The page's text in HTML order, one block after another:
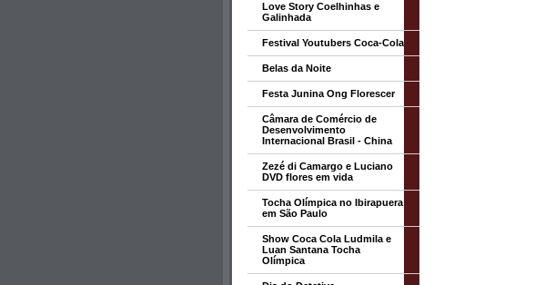
Love Story Coelhinhas e
Galinhada
Festival Youtubers Coca-Cola
Belas da Noite
Festa Junina Ong Florescer
Câmara de Comércio de
Desenvolvimento
Internacional Brasil - China
Zezé di Camargo e Luciano
DVD flores em vida
Tocha Olímpica no Ibirapuera
em São Paulo
Show Coca Cola Ludmila e
Luan Santana Tocha
Olímpica